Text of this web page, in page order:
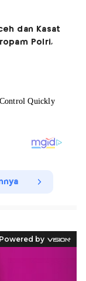
dan Kasat
Polri,